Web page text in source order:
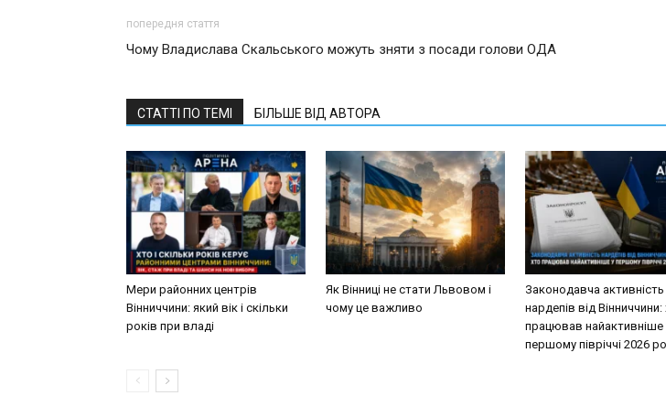
попередня стаття
Чому Владислава Скальського можуть зняти з посади голови ОДА
СТАТТІ ПО ТЕМІ БІЛЬШЕ ВІД АВТОРА
Мери районних центрів
Вінниччини: який вік і скільки
років при владі
Як Вінниці не стати Львовом і
чому це важливо
Законодавча активність
нардепів від Вінниччини:
працював найактивніше
першому півріччі 2026